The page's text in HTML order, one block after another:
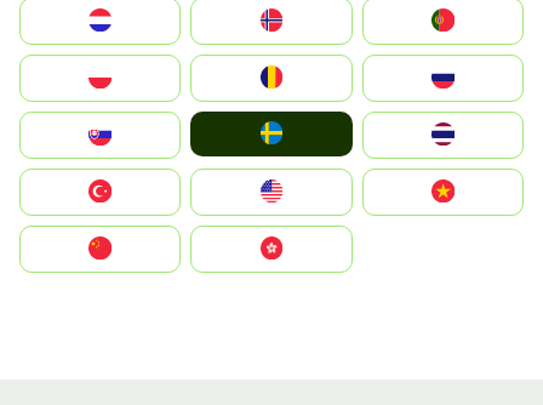
United States
中國香港特別行政區